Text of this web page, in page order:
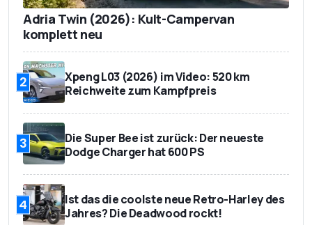
Adria Twin (2026): Kult-Campervan
komplett neu
2
Xpeng L03 (2026) im Video: 520 km
Reichweite zum Kampfpreis
3
Die Super Bee ist zurück: Der neueste
Dodge Charger hat 600 PS
4
Ist das die coolste neue Retro-Harley des
Jahres? Die Deadwood rockt!